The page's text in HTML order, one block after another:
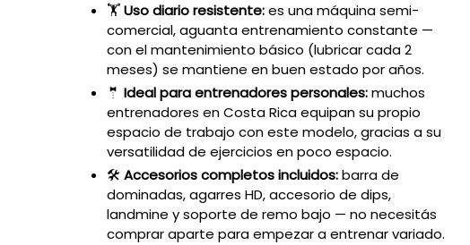
🏋️Uso diario resistente:es una máquina semi-
comercial, aguanta entrenamiento constante —
con el mantenimiento básico (lubricar cada 2
meses) se mantiene en buen estado por años.
🤵 Ideal para entrenadores personales:muchos
entrenadores en Costa Rica equipan su propio
espacio de trabajo con este modelo, gracias a su
versatilidad de ejercicios en poco espacio.
🛠️ Accesorios completos incluidos:barra de
dominadas, agarres HD, accesorio de dips,
landmine y soporte de remo bajo — no necesitás
comprar aparte para empezar a entrenar variado.